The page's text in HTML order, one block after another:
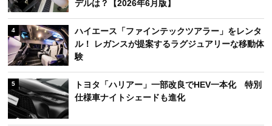
デルは？【2026年6月版】
4
ハイエース「ファインテックツアラー」をレンタ
ル！ レガンスが提案するラグジュアリーな移動体
験
5
トヨタ「ハリアー」一部改良でHEV一本化 特別
仕様車ナイトシェードも進化